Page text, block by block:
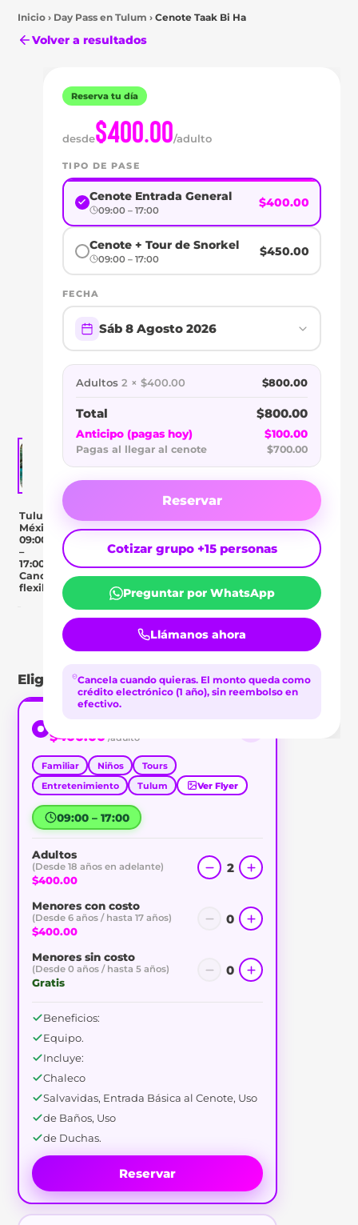
Inicio › Day Pass en Tulum › Cenote Taak Bi Ha
Volver a resultados
Tulum
DAY
PASS
CENOTE
TAAK
Tulum,
México
09:00
–
17:00
Cancelación
flexible
Day Pass Descripción Ubicación
Elige tu tipo de pase
$400.00 /adulto
Familiar Niños
Tours
Entretenimiento
Tulum Ver Flyer
09:00 – 17:00
Adultos
(Desde 18 años en adelante)
$400.00
2
Menores con costo
(Desde 6 años / hasta 17 años)
$400.00
0
Menores sin costo
(Desde 0 años / hasta 5 años)
Gratis
0
Beneficios:
Equipo.
Incluye:
Chaleco
Salvavidas, Entrada Básica al Cenote, Uso
de Baños, Uso
de Duchas.
Reservar
Reserva tu día
desde$400.00/adulto
TIPO DE PASE
Cenote Entrada General
09:00 – 17:00
$400.00
Cenote + Tour de Snorkel
09:00 – 17:00
$450.00
FECHA
Sáb 8 Agosto 2026
Adultos 2 × $400.00 $800.00
Total $800.00
Anticipo (pagas hoy) $100.00
Pagas al llegar al cenote $700.00
Reservar
Cotizar grupo +15 personas
Preguntar por WhatsApp
Llámanos ahora
Cancela cuando quieras. El monto queda como
crédito electrónico (1 año), sin reembolso en
efectivo.